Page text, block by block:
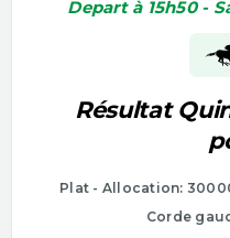
Depart à 15h50 -
Résultat
Plat - Allocation:
Corde